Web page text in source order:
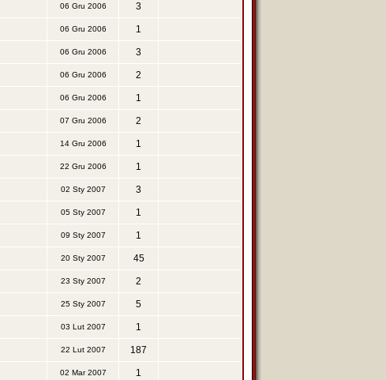
06 Gru 2006 3
06 Gru 2006 1
06 Gru 2006 3
06 Gru 2006 2
06 Gru 2006 1
07 Gru 2006 2
14 Gru 2006 1
22 Gru 2006 1
02 Sty 2007 3
05 Sty 2007 1
09 Sty 2007 1
20 Sty 2007 45
23 Sty 2007 2
25 Sty 2007 5
03 Lut 2007 1
22 Lut 2007 187
02 Mar 2007 1